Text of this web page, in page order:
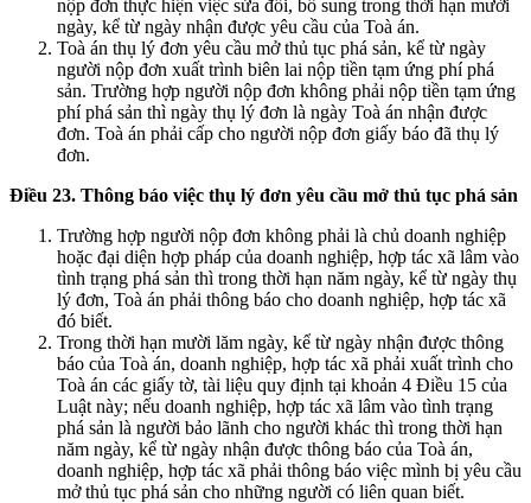
nộp đơn thực hiện việc sửa đổi, bổ sung trong thời hạn mười
ngày, kể từ ngày nhận được yêu cầu của Toà án.
Toà án thụ lý đơn yêu cầu mở thủ tục phá sản, kể từ ngày
người nộp đơn xuất trình biên lai nộp tiền tạm ứng phí phá
sản. Trường hợp người nộp đơn không phải nộp tiền tạm ứng
phí phá sản thì ngày thụ lý đơn là ngày Toà án nhận được
đơn. Toà án phải cấp cho người nộp đơn giấy báo đã thụ lý
đơn.
Điều 23. Thông báo việc thụ lý đơn yêu cầu mở thủ tục phá sản
Trường hợp người nộp đơn không phải là chủ doanh nghiệp
hoặc đại diện hợp pháp của doanh nghiệp, hợp tác xã lâm vào
tình trạng phá sản thì trong thời hạn năm ngày, kể từ ngày thụ
lý đơn, Toà án phải thông báo cho doanh nghiệp, hợp tác xã
đó biết.
Trong thời hạn mười lăm ngày, kể từ ngày nhận được thông
báo của Toà án, doanh nghiệp, hợp tác xã phải xuất trình cho
Toà án các giấy tờ, tài liệu quy định tại khoản 4 Điều 15 của
Luật này; nếu doanh nghiệp, hợp tác xã lâm vào tình trạng
phá sản là người bảo lãnh cho người khác thì trong thời hạn
năm ngày, kể từ ngày nhận được thông báo của Toà án,
doanh nghiệp, hợp tác xã phải thông báo việc mình bị yêu cầu
mở thủ tục phá sản cho những người có liên quan biết.